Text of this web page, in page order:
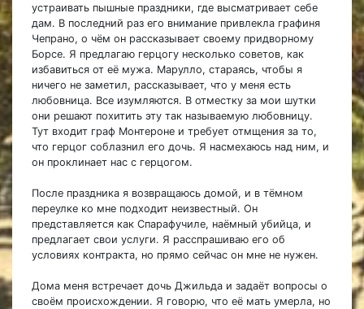
устраивать пышные праздники, где высматривает себе
дам. В последний раз его внимание привлекла графиня
Чепрано, о чём он рассказывает своему придворному
Борсе. Я предлагаю герцогу несколько советов, как
избавиться от её мужа. Марулло, стараясь, чтобы я
ничего не заметил, рассказывает, что у меня есть
любовница. Все изумляются. В отместку за мои шутки
они решают похитить эту так называемую любовницу.
Тут входит граф Монтероне и требует отмщения за то,
что герцог соблазнил его дочь. Я насмехаюсь над ним, и
он проклинает нас с герцогом.
После праздника я возвращаюсь домой, и в тёмном
переулке ко мне подходит неизвестный. Он
представляется как Спарафучиле, наёмный убийца, и
предлагает свои услуги. Я расспрашиваю его об
условиях контракта, но прямо сейчас он мне не нужен.
Дома меня встречает дочь Джильда и задаёт вопросы о
своём происхождении. Я говорю, что её мать умерла, но